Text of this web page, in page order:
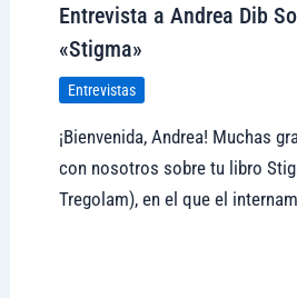
Entrevista a Andrea Dib
«Stigma»
Entrevistas
¡Bienvenida, Andrea! Muchas
con nosotros sobre tu libro
Tregolam), en el que el